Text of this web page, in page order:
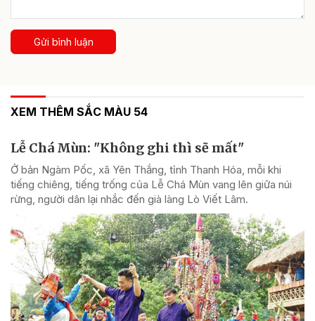
Gửi bình luận
XEM THÊM SẮC MÀU 54
Lễ Chá Mùn: "Không ghi thì sẽ mất"
Ở bản Ngàm Pốc, xã Yên Thắng, tỉnh Thanh Hóa, mỗi khi
tiếng chiêng, tiếng trống của Lễ Chá Mùn vang lên giữa núi
rừng, người dân lại nhắc đến già làng Lò Viết Lâm.